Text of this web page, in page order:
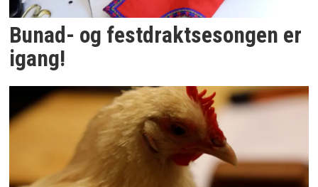
Bunad- og festdraktsesongen er
igang!